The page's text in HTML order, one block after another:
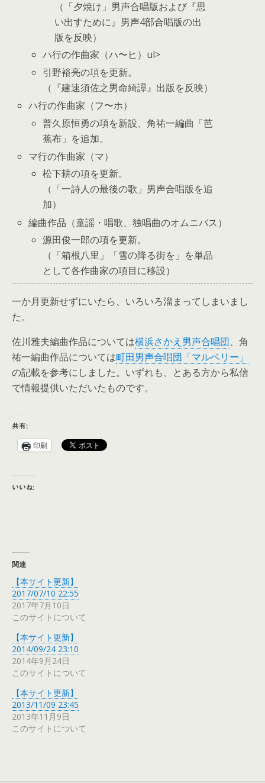
（「夕焼け」男声合唱版および『思
い出すために』男声4部合唱版の出
版を反映）
ハ行の作曲家（ハ〜ヒ）ul>
引野裕亮の項を更新。
（『建速須佐之男命綺譚』出版を反映）
ハ行の作曲家（フ〜ホ）
普久原恒勇の項を新設、角祐一編曲「芭
蕉布」を追加。
マ行の作曲家（マ）
松下耕の項を更新。
（「一詩人の最後の歌」男声合唱版を追
加）
編曲作品（童謡・唱歌、独唱曲のオムニバス）
源田俊一郎の項を更新。
（「箱根八里」「雪の降る街を」を単品
として各作曲家の項目に移設）
一か月更新せずにいたら、いろいろ溜まってしまいまし
た。
佐川雅夫編曲作品については横浜さかえ男声合唱団、角
祐一編曲作品については町田男声合唱団「マルベリー」
の記載を参考にしました。いずれも、とある方から私信
で情報提供いただいたものです。
共有:
印刷
いいね:
関連
【本サイト更新】
2017/07/10 22:55
2017年7月10日
このサイトについて
【本サイト更新】
2014/09/24 23:10
2014年9月24日
このサイトについて
【本サイト更新】
2013/11/09 23:45
2013年11月9日
このサイトについて